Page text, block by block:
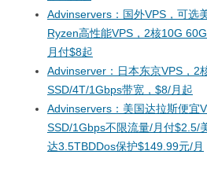
Advinservers：国外VPS，可选
Ryzen高性能VPS，2核10G
月付$8起
Advinserver：日本东京VPS，2
SSD/4T/1Gbps带宽，$8/月起
Advinservers：美国达拉斯便宜
SSD/1Gbps不限流量/月付$2.5/
达3.5TBDDos保护$149.99元/月